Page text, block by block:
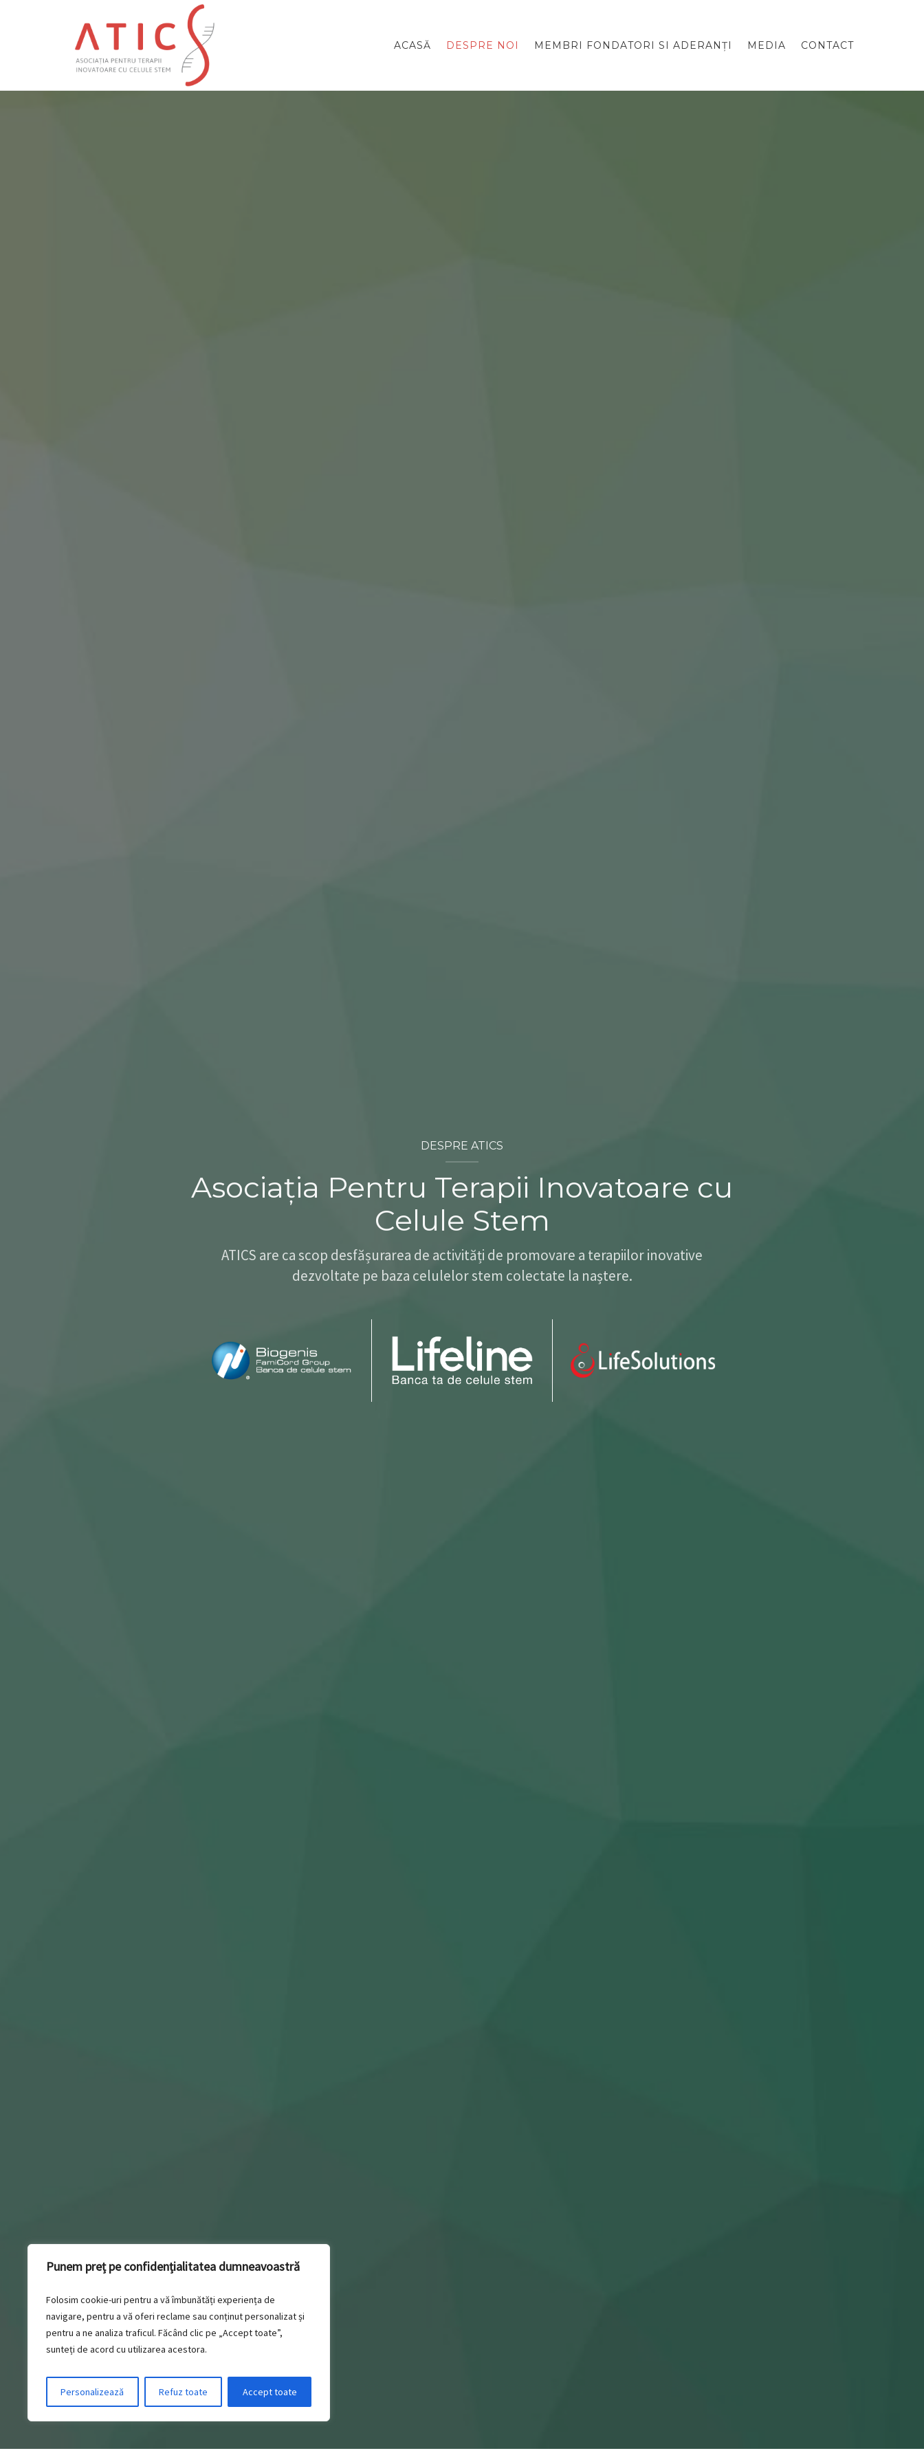
Punem preț pe confidențialitatea dumneavoastră
Folosim cookie-uri pentru a vă îmbunătăți experiența de
navigare, pentru a vă oferi reclame sau conținut personalizat și
pentru a ne analiza traficul. Făcând clic pe „Accept toate”,
sunteți de acord cu utilizarea acestora.
Personalizează Refuz toate Accept toate
ACASĂ DESPRE NOI MEMBRI FONDATORI SI ADERANȚI MEDIA CONTACT
DESPRE ATICS
Asociația Pentru Terapii Inovatoare cu
Celule Stem
ATICS are ca scop desfășurarea de activități de promovare a terapiilor inovative
dezvoltate pe baza celulelor stem colectate la naștere.